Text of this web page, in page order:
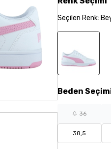
Beden
36
38,5
Seçilen Renk: